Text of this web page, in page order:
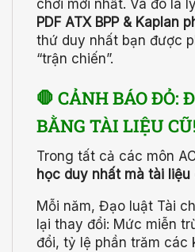
chơi mới nhất. Và đó là
PDF ATX BPP & Kaplan
thứ duy nhất bạn được
“trận chiến”.
🛑 CẢNH BÁO ĐỎ:
BẰNG TÀI LIỆU
Trong tất cả các môn
học duy nhất mà tài liệu
Mỗi năm, Đạo luật Tài
lại thay đổi: Mức miễn
đổi, tỷ lệ phần trăm các